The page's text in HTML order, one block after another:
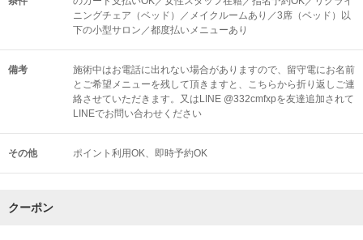
ニングチェア（ベッド）／メイクルームあり／3席（ベッド）以
下の小型サロン／都度払いメニューあり
備考
施術中はお電話に出れない場合がありますので、留守電にお名前
とご希望メニューを残して頂きますと、こちらから折り返しご連
絡させていただきます。又はLINE @332cmfxpを友達追加されて
LINEでお問い合わせください
その他 ポイント利用OK 即時予約OK
クーポン